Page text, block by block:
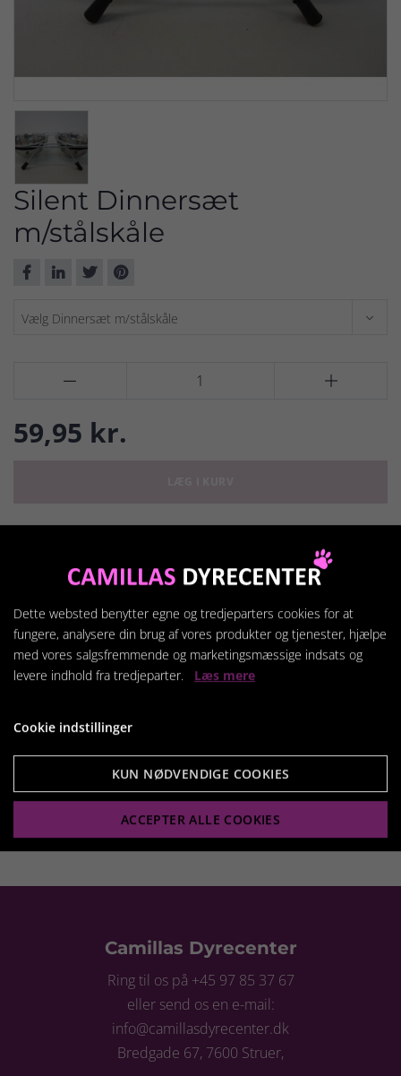
Silent Dinnersæt
m/stålskåle
 
59,95 kr.
Detaljer om produktet
Dinnersæt m/stålskåle
* 4 varianter
* Sæt på stativ med to stål skåle
rasler på stativet.
* Kan tåle maskinopvask men husk at tage gummi
stykket af inden!
Camillas Dyrecenter
Ring til os på +45 97 85 37 67
eller send os en e-mail:
info@camillasdyrecenter.dk
Bredgade 67, 7600 Struer,
Dette websted benytter egne og tredjeparters cookies for at
fungere, analysere din brug af vores produkter og tjenester, hjælpe
med vores salgsfremmende og marketingsmæssige indsats og
levere indhold fra tredjeparter. Læs mere
Cookie indstillinger
KUN NØDVENDIGE COOKIES
ACCEPTER ALLE COOKIES